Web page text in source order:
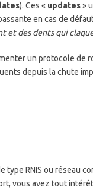
). Ces « updates»
en cas de
et des dents qui
un protocole
depuis la chute
RNIS ou réseau
vous avez tout